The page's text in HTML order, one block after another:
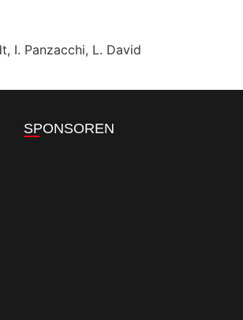
I. Panzacchi, L. David
SPONSOREN